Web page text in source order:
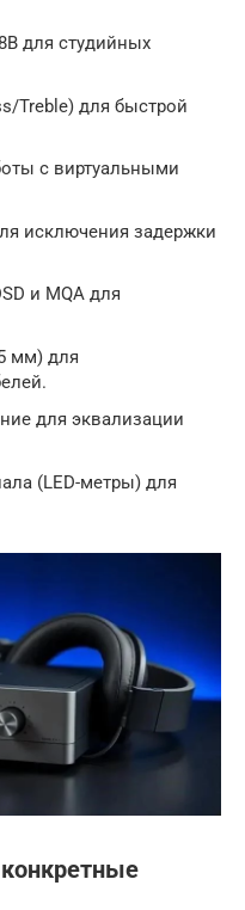
для студийных
Treble) для быстрой
с виртуальными
исключения задержки
и MQA для
мм) для
для эквализации
(LED-метры) для